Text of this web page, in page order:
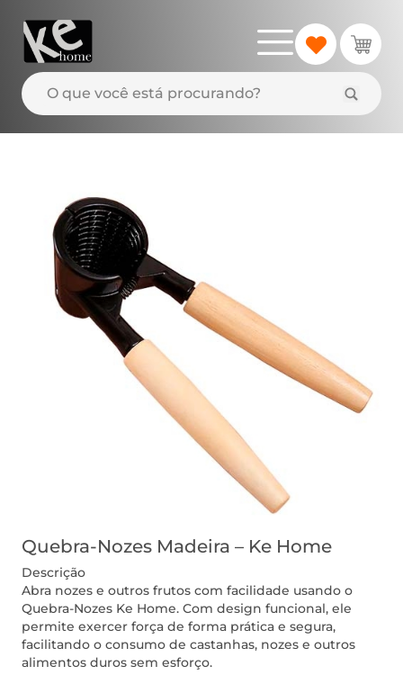
Quebra-Nozes Madeira – Ke Home
Descrição
Abra nozes e outros frutos com facilidade usando o
Quebra-Nozes Ke Home. Com design funcional, ele
permite exercer força de forma prática e segura,
facilitando o consumo de castanhas, nozes e outros
alimentos duros sem esforço.